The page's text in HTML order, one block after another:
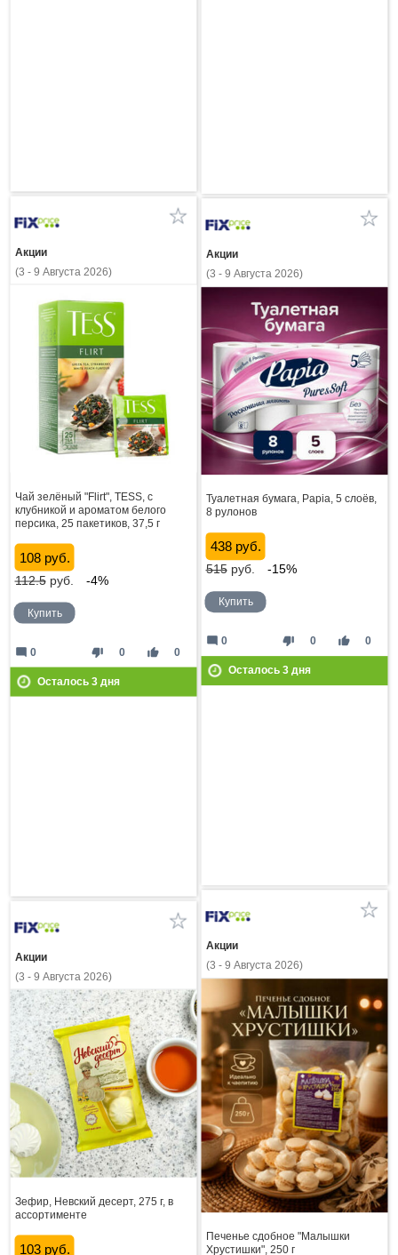
Акции
(3 - 9 Августа 2026)
Чай зелёный "Flirt", TESS, с
клубникой и ароматом белого
персика, 25 пакетиков, 37,5 г
108 руб.
112.5руб. -4%
Купить
thumb_down 0 thumb_up 0
mode_comment 0
Осталось 3дня
Акции
(3 - 9 Августа 2026)
Туалетная бумага, Papia, 5 слоёв,
8 рулонов
438 руб.
515руб. -15%
Купить
thumb_down 0 thumb_up 0
mode_comment 0
Осталось 3дня
Акции
(3 - 9 Августа 2026)
Печенье сдобное "Малышки
Хрустишки", 250 г
Акции
(3 - 9 Августа 2026)
Зефир, Невский десерт, 275 г, в
ассортименте
103 руб.